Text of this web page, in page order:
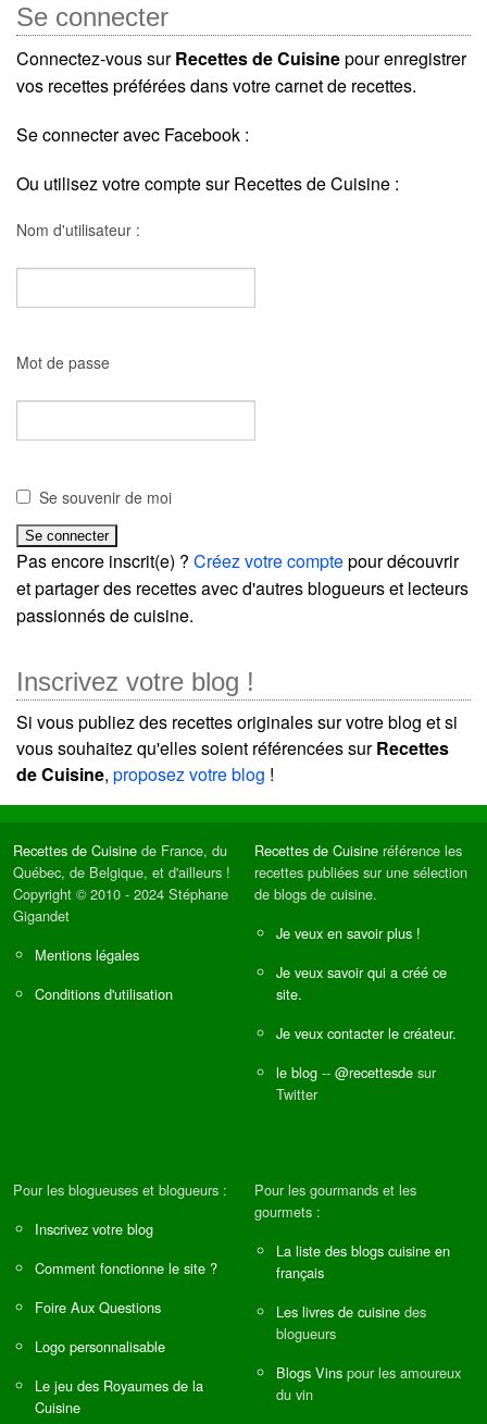
Se connecter
Connectez-vous surRecettes de Cuisinepour enregistrer
vos recettes préférées dans votre carnet de recettes.
Se connecter avec Facebook :
Ou utilisez votre compte sur Recettes de Cuisine :
Nom d'utilisateur :
Mot de passe
Se souvenir de moi
Pas encore inscrit(e) ? Créez votre comptepour découvrir
et partager des recettes avec d'autres blogueurs et lecteurs
passionnés de cuisine.
Inscrivez votre blog !
Si vous publiez des recettes originales sur votre blog et si
vous souhaitez qu'elles soient référencées surRecettes
de Cuisine, proposez votre blog !
Recettes de Cuisine de France, du
Québec, de Belgique, et d'ailleurs !
Copyright © 2010 - 2024 Stéphane
Gigandet
Mentions légales
Conditions d'utilisation
Recettes de Cuisine référence les
recettes publiées sur une sélection
de blogs de cuisine.
Je veux en savoir plus !
Je veux savoir qui a créé ce
site.
Je veux contacter le créateur.
le blog -- @recettesde sur
Twitter
Pour les blogueuses et blogueurs :
Inscrivez votre blog
Comment fonctionne le site ?
Foire Aux Questions
Logo personnalisable
Le jeu des Royaumes de la
Cuisine
Pour les gourmands et les
gourmets :
La liste des blogs cuisine en
français
Les livres de cuisine des
blogueurs
Blogs Vins pour les amoureux
du vin